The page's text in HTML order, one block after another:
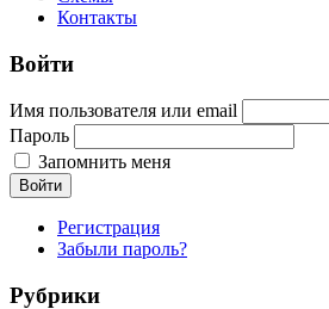
Контакты
Войти
Имя пользователя или email
Пароль
Запомнить меня
Войти
Регистрация
Забыли пароль?
Рубрики